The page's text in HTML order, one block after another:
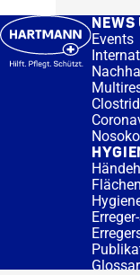
NEWS
Events
Glossar